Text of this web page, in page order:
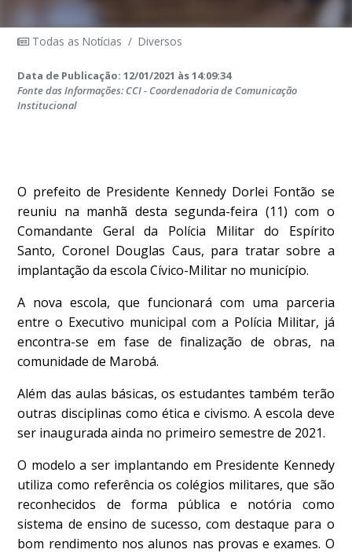
Todas as Notícias / Diversos
Data de Publicação: 12/01/2021 às 14:09:34
Fonte das Informações: CCI - Coordenadoria de Comunicação
Institucional
O prefeito de Presidente Kennedy Dorlei Fontão se
reuniu na manhã desta segunda-feira (11) com o
Comandante Geral da Polícia Militar do Espírito
Santo, Coronel Douglas Caus, para tratar sobre a
implantação da escola Cívico-Militar no município.
A nova escola, que funcionará com uma parceria
entre o Executivo municipal com a Polícia Militar, já
encontra-se em fase de finalização de obras, na
comunidade de Marobá.
Além das aulas básicas, os estudantes também terão
outras disciplinas como ética e civismo. A escola deve
ser inaugurada ainda no primeiro semestre de 2021.
O modelo a ser implantando em Presidente Kennedy
utiliza como referência os colégios militares, que são
reconhecidos de forma pública e notória como
sistema de ensino de sucesso, com destaque para o
bom rendimento nos alunos nas provas e exames. O